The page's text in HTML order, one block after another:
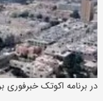
در برنامه اکوتک